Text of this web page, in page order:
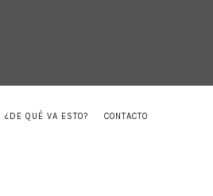
¿DE QUÉ VA ESTO? CONTACTO